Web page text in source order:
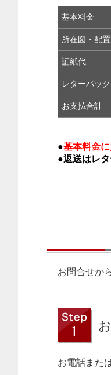
基本料金
所在図・配
証紙代
レターパッ
お支払合計
●基本料金
●返送はレ
お問合せか
お電話また